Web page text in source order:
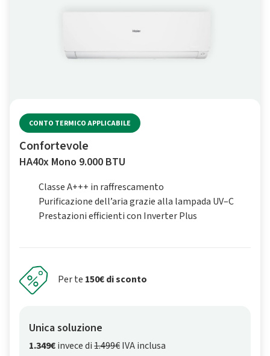
CONTO TERMICO APPLICABILE
Confortevole
HA40x Mono 9.000 BTU
Classe A+++ in raffrescamento
Purificazione dell’aria grazie alla lampada UV–C
Prestazioni efficienti con Inverter Plus
Per te 150€ di sconto
Unica soluzione
1.349€invece di1.499€IVA inclusa